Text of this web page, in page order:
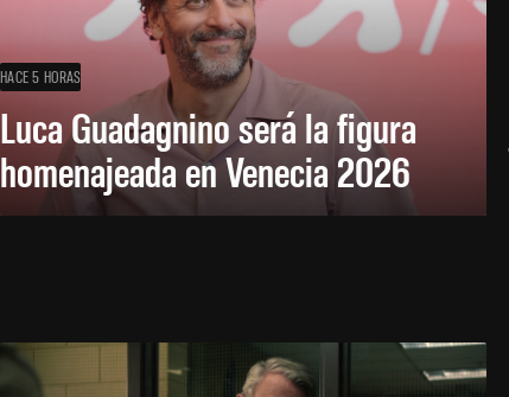
HACE 5 HORAS
Luca Guadagnino será la figura
homenajeada en Venecia 2026